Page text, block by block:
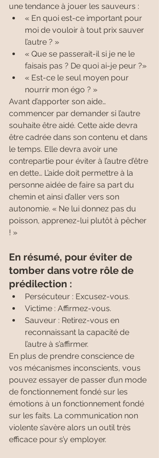
une tendance à jouer les sauveurs :
« En quoi est-ce important pour
moi de vouloir à tout prix sauver
l’autre ? »
« Que se passerait-il si je ne le
faisais pas ? De quoi ai-je peur ?»
« Est-ce le seul moyen pour
nourrir mon égo ? »
Avant d’apporter son aide…
commencer par demander si l’autre
souhaite être aidé. Cette aide devra
être cadrée dans son contenu et dans
le temps. Elle devra avoir une
contrepartie pour éviter à l’autre d’être
en dette… L’aide doit permettre à la
personne aidée de faire sa part du
chemin et ainsi d’aller vers son
autonomie. « Ne lui donnez pas du
poisson, apprenez-lui plutôt à pêcher
! »
En résumé, pour éviter de
tomber dans votre rôle de
prédilection :
Persécuteur : Excusez-vous.
Victime : Affirmez-vous.
Sauveur : Retirez-vous en
reconnaissant la capacité de
l’autre à s’affirmer.
En plus de prendre conscience de
vos mécanismes inconscients, vous
pouvez essayer de passer d’un mode
de fonctionnement fondé sur les
émotions à un fonctionnement fondé
sur les faits. La communication non
violente s’avère alors un outil très
efficace pour s’y employer.